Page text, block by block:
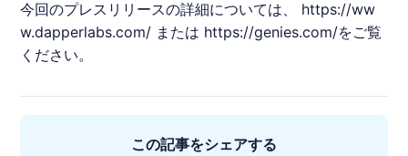
今回のプレスリリースの詳細については、 https://ww
w.dapperlabs.com/ または https://genies.com/をご覧
ください。
この記事をシェアする